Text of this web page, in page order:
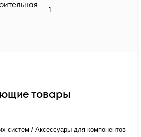
1
товары
систем / Аксессуары для компонентов